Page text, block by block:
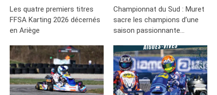
Les quatre premiers titres
FFSA Karting 2026 décernés
en Ariège
Championnat du Sud : Muret
sacre les champions d’une
saison passionnante…